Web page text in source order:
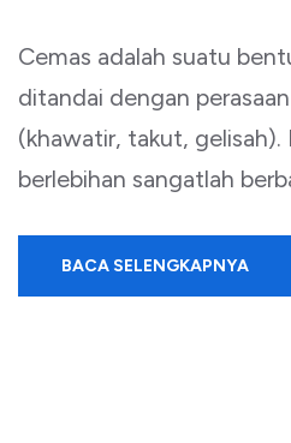
Cemas adalah suatu
ditandai dengan
(khawatir, takut, gelisah).
berlebihan sangatlah
BACA SELENGKAPNYA